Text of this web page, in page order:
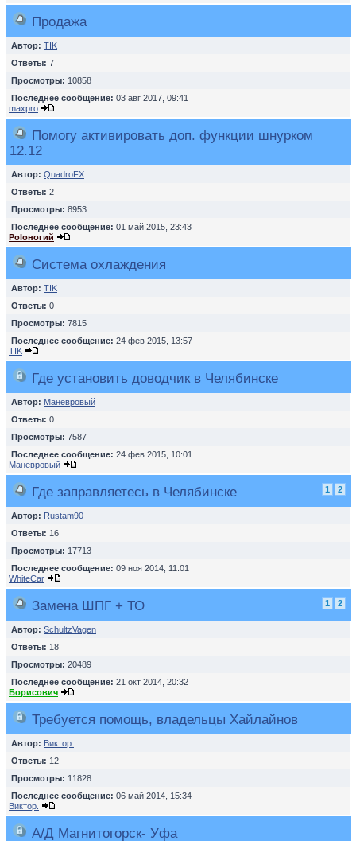
Продажа
Автор: TIK
Ответы: 7
Просмотры: 10858
Последнее сообщение: 03 авг 2017, 09:41
maxpro
Помогу активировать доп. функции шнурком
12.12
Автор: QuadroFX
Ответы: 2
Просмотры: 8953
Последнее сообщение: 01 май 2015, 23:43
Poloногий
Система охлаждения
Автор: TIK
Ответы: 0
Просмотры: 7815
Последнее сообщение: 24 фев 2015, 13:57
TIK
Где установить доводчик в Челябинске
Автор: Маневровый
Ответы: 0
Просмотры: 7587
Последнее сообщение: 24 фев 2015, 10:01
Маневровый
Где заправляетесь в Челябинске 1 2
Автор: Rustam90
Ответы: 16
Просмотры: 17713
Последнее сообщение: 09 ноя 2014, 11:01
WhiteCar
Замена ШПГ + ТО 1 2
Автор: SchultzVagen
Ответы: 18
Просмотры: 20489
Последнее сообщение: 21 окт 2014, 20:32
Борисович
Требуется помощь, владельцы Хайлайнов
Автор: Виктор.
Ответы: 12
Просмотры: 11828
Последнее сообщение: 06 май 2014, 15:34
Виктор.
А/Д Магнитогорск- Уфа